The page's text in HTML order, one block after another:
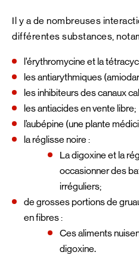
Il y a de nombreuses
différentes substances,
l’érythromycine et la
les antiarythmiques
les inhibiteurs des canaux
les antiacides en vente libre;
l’aubépine (une plante
la réglisse noire :
La digoxine et la
occasionner des
irréguliers;
de grosses portions de
en fibres :
Ces aliments
digoxine.